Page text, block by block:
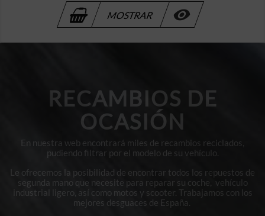
MOSTRAR 
RECAMBIOS DE
OCASIÓN
En nuestra web encontrará miles de recambios reciclados,
pudiendo filtrar por el modelo de su vehículo.
Le ofrecemos la posibilidad de encontrar todos los repuestos de
segunda mano que necesite para reparar su coche, vehículo
industrial ligero, así como motos y scooter. Trabajamos con los
mejores desguaces de España.